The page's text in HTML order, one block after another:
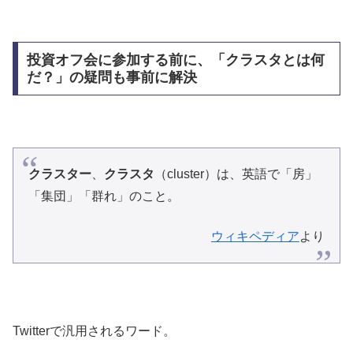
投資オフ会に参加する前に、「クラスタとは何
だ？」の疑問も事前に解決
クラスター クラスタ
（cluster）は、英語で「房」
「集団」「群れ」のこと。
ウィキペディアより
Twitterで汎用されるワード。